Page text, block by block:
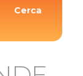
Cerca